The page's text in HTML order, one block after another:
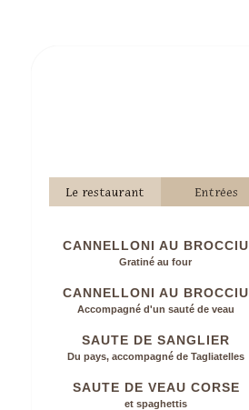
CANNELLONI AU BROCCIU
Gratiné au four
CANNELLONI AU BROCCIU
Accompagné d'un sauté de veau
SAUTE DE SANGLIER
Du pays, accompagné de Tagliatelles
SAUTE DE VEAU CORSE
et spaghettis